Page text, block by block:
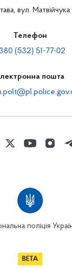
вул.
Телефон
(532) 51-77-02
пошта
поліція